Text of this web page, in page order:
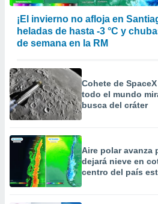
¡El invierno no afloja en
heladas de hasta -3 °C y
de semana en la RM
Cohete de
todo el mundo
busca del cráter
Aire polar avanza
dejará nieve en
centro del país